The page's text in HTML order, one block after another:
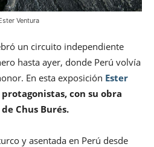
Ventura
un circuito independiente
hasta ayer, donde Perú volvía
En esta exposición Ester
con su obra
Chus Burés.
y asentada en Perú desde